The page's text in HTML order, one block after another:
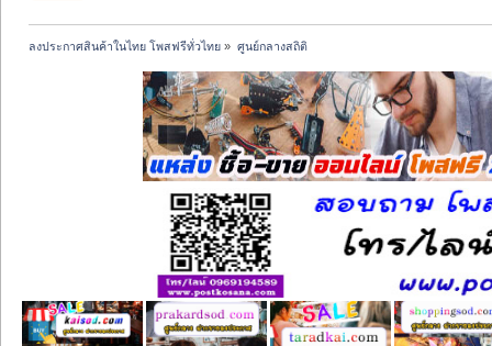
ลงประกาศสินค้าในไทย โพสฟรีทั่วไทย » ศูนย์กลางสถิติ